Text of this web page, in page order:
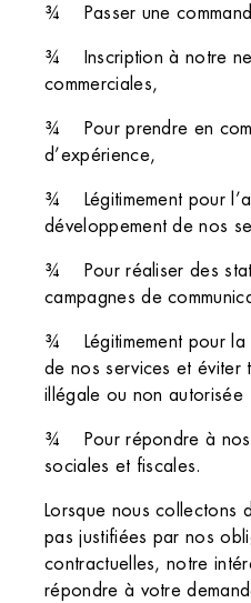
¾ Passer une
¾ Inscription à notre
commerciales,
¾ Pour prendre en
d’expérience,
¾ Légitimement pour
développement de nos
¾ Pour réaliser des
campagnes de
¾ Légitimement pour la
de nos services et éviter
illégale ou non autorisée
¾ Pour répondre à nos
sociales et fiscales.
Lorsque nous collectons
pas justifiées par nos
contractuelles, notre
répondre à votre